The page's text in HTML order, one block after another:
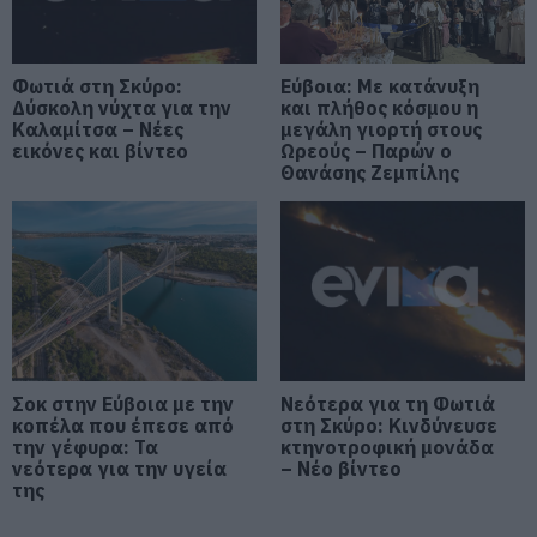
τροχαίο με αγριογούρουνο
Νέο σοβαρό τροχαίο στην Εύβοια:
Τούμπαρε αυτοκίνητο
06.08.2026 | 20:00
Έσπασαν πιάτα στο κεφάλι του
Αταμάν – Βίντεο από τη Σύμη
06.08.2026 | 19:40
Φωτιά στη Σκύρο: Συνεχίζει να
καίει στο Νησί, συγκλονιστική
μαρτυρία – Νέες εικόνες και
βίντεο
06.08.2026 | 19:40
Ξεκινάει τεράστιο έργο αξίας
Φωτιά στη Σκύρο:
Δύσκολη νύχτα για την
Καλαμίτσα – Νέες
εικόνες και βίντεο
Εύβοια: Με κατάνυξη
και πλήθος κόσμου η
μεγάλη γιορτή στους
Ωρεούς – Παρών ο
Θανάσης Ζεμπίλης
Σοκ στην Εύβοια με την
κοπέλα που έπεσε από
την γέφυρα: Τα
νεότερα για την υγεία
της
Νεότερα για τη Φωτιά
στη Σκύρο: Κινδύνευσε
κτηνοτροφική μονάδα
– Νέο βίντεο